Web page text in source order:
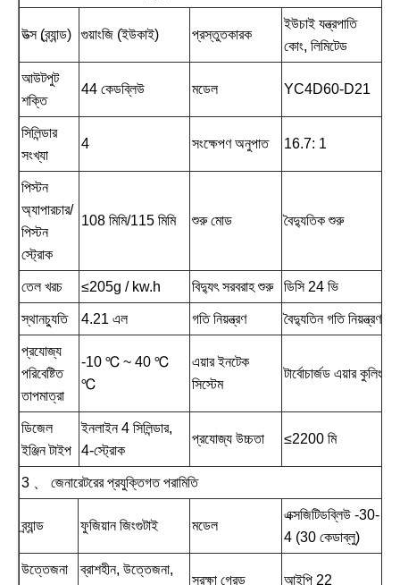
উত্স (ব্র্যান্ড) গুয়াংজি (ইউকাই) প্রস্তুতকারক
ইউচাই যন্ত্রপাতি
কোং, লিমিটেড
আউটপুট
শক্তি
44 কেডব্লিউ মডেল YC4D60-D21
সিলিন্ডার
সংখ্যা
4 সংক্ষেপণ অনুপাত 16.7: 1
পিস্টন
অ্যাপারচার/
পিস্টন
স্ট্রোক
108 মিমি/115 মিমি শুরু মোড বৈদ্যুতিক শুরু
তেল খরচ ≤205g / kw.h বিদ্যুৎ সরবরাহ শুরু ডিসি 24 ভি
স্থানচ্যুতি 4.21 এল গতি নিয়ন্ত্রণ বৈদ্যুতিন গতি নিয়ন্ত্রণ
প্রযোজ্য
পরিবেষ্টিত
তাপমাত্রা
-10 ℃ ~ 40 ℃
℃
এয়ার ইনটেক
সিস্টেম
টার্বোচার্জড এয়ার কুলিং
ডিজেল
ইঞ্জিন টাইপ
ইনলাইন 4 সিলিন্ডার,
4-স্ট্রোক
প্রযোজ্য উচ্চতা ≤2200 মি
3 、 জেনারেটরের প্রযুক্তিগত পরামিতি
ব্র্যান্ড ফুজিয়ান জিংগুটাই মডেল
এক্সজিটিডব্লিউ -30-
4 (30 কেডাব্লু)
উত্তেজনা
ব্রাশহীন, উত্তেজনা,
সুরক্ষা গ্রেড আইপি 22